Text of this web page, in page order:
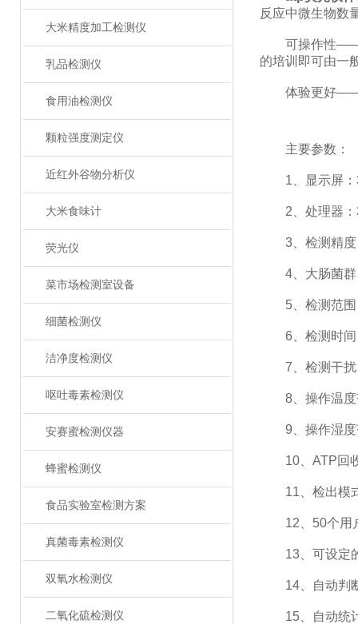
大米精度加工检测仪
乳品检测仪
食用油检测仪
颗粒强度测定仪
近红外谷物分析仪
大米食味计
荧光仪
菜市场检测室设备
细菌检测仪
洁净度检测仪
呕吐毒素检测仪
安赛蜜检测仪器
蜂蜜检测仪
食品实验室检测方案
真菌毒素检测仪
双氧水检测仪
二氧化硫检测仪
反应中微生物数
可操作性——传
的培训即可由一
体验更好——试
主要参数：
1、显示屏：
2、处理器：
3、检测精度
4、大肠菌群
5、检测范围
6、检测时间
7、检测干扰
8、操作温度
9、操作湿度
10、ATP回收
11、检出模式
12、50个用
13、可设定的
14、自动判
15、自动统